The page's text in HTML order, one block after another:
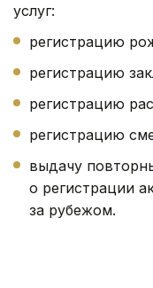
услуг:
регистрацию
регистрацию
регистрацию
регистрацию
выдачу
о регистрации
за рубежом.